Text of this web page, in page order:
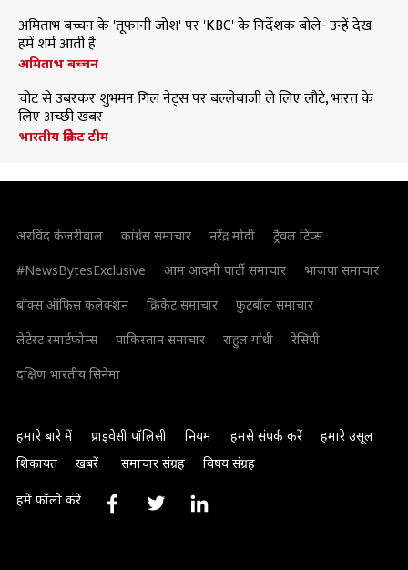
अमिताभ बच्चन के 'तूफानी जोश' पर 'KBC' के निर्देशक बोले- उन्हें देख
हमें शर्म आती है
अमिताभ बच्चन
चोट से उबरकर शुभमन गिल नेट्स पर बल्लेबाजी ले लिए लौटे, भारत के
लिए अच्छी खबर
भारतीय क्रिकेट टीम
अरविंद केजरीवाल कांग्रेस समाचार नरेंद्र मोदी
ट्रैवल टिप्स
#NewsBytesExclusive
आम आदमी पार्टी समाचार
भाजपा समाचार
बॉक्स ऑफिस कलेक्शन
क्रिकेट समाचार
फुटबॉल समाचार
लेटेस्ट स्मार्टफोन्स
पाकिस्तान समाचार राहुल गांधी
रेसिपी
दक्षिण भारतीय सिनेमा
हमारे बारे में प्राइवेसी पॉलिसी नियम हमसे संपर्क करें
हमारे उसूल
शिकायत
खबरें समाचार संग्रह विषय संग्रह
हमें फॉलो करें